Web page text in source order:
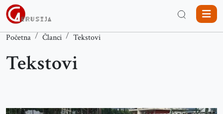
Početna Članci Tekstovi
Tekstovi